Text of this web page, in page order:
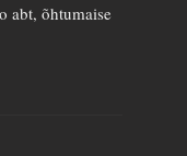
abt, õhtumaise